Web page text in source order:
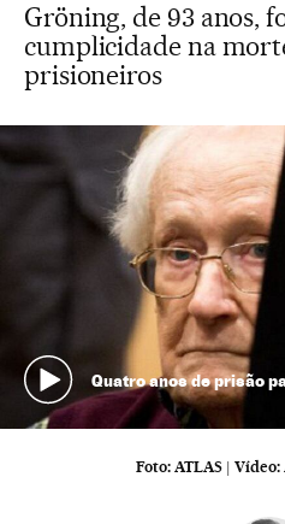
Gröning, de 93 anos,
cumplicidade na
prisioneiros
Quatro anos de prisão
Foto: ATLAS | Vídeo: